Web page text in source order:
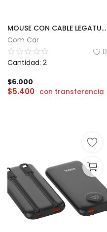
MOUSE CON CABLE LEGATUS | LM-G212-E
Com Car
0
Cantidad: 2
$6.000
$5.400 con transferencia